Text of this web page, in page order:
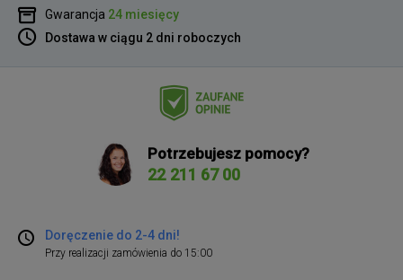
Gwarancja 24 miesięcy
Dostawa w ciągu 2 dni roboczych
Potrzebujesz pomocy?
22 211 67 00
Doręczenie do 2-4 dni!
Przy realizacji zamówienia do 15:00